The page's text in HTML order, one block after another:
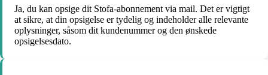
Ja, du kan opsige dit Stofa-abonnement via mail. Det er vigtigt
at sikre, at din opsigelse er tydelig og indeholder alle relevante
oplysninger, såsom dit kundenummer og den ønskede
opsigelsesdato.